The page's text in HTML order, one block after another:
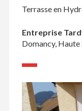
Terrasse en
Entreprise
Domancy, Haute